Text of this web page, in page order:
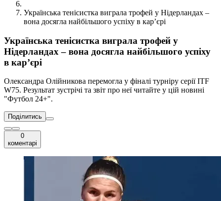
Українська тенісистка виграла трофей у Нідерландах –
вона досягла найбільшого успіху в кар’єрі
Українська тенісистка виграла трофей у
Нідерландах – вона досягла найбільшого успіху
в кар’єрі
Олександра Олійникова перемогла у фіналі турніру серії ITF
W75. Результат зустрічі та звіт про неї читайте у цій новині
"Футбол 24+".
Поділитись
0
коментарі